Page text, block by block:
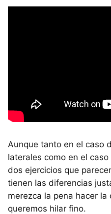
Aunque tanto en el caso
laterales como en el
dos ejercicios que
tienen las diferencias
merezca la pena hacer
queremos hilar fino.